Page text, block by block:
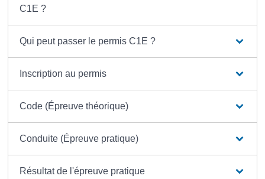
C1E ?
Qui peut passer le permis C1E ?
Inscription au permis
Code (Épreuve théorique)
Conduite (Épreuve pratique)
Résultat de l'épreuve pratique